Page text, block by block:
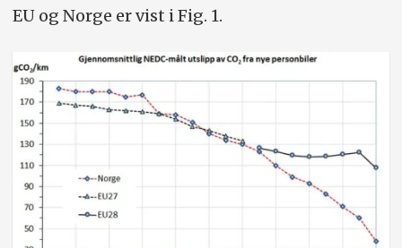
EU og Norge er vist i Fig. 1.